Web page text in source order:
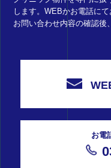
します。WEBかお電話に
お問い合わせ内容の確認後
お電